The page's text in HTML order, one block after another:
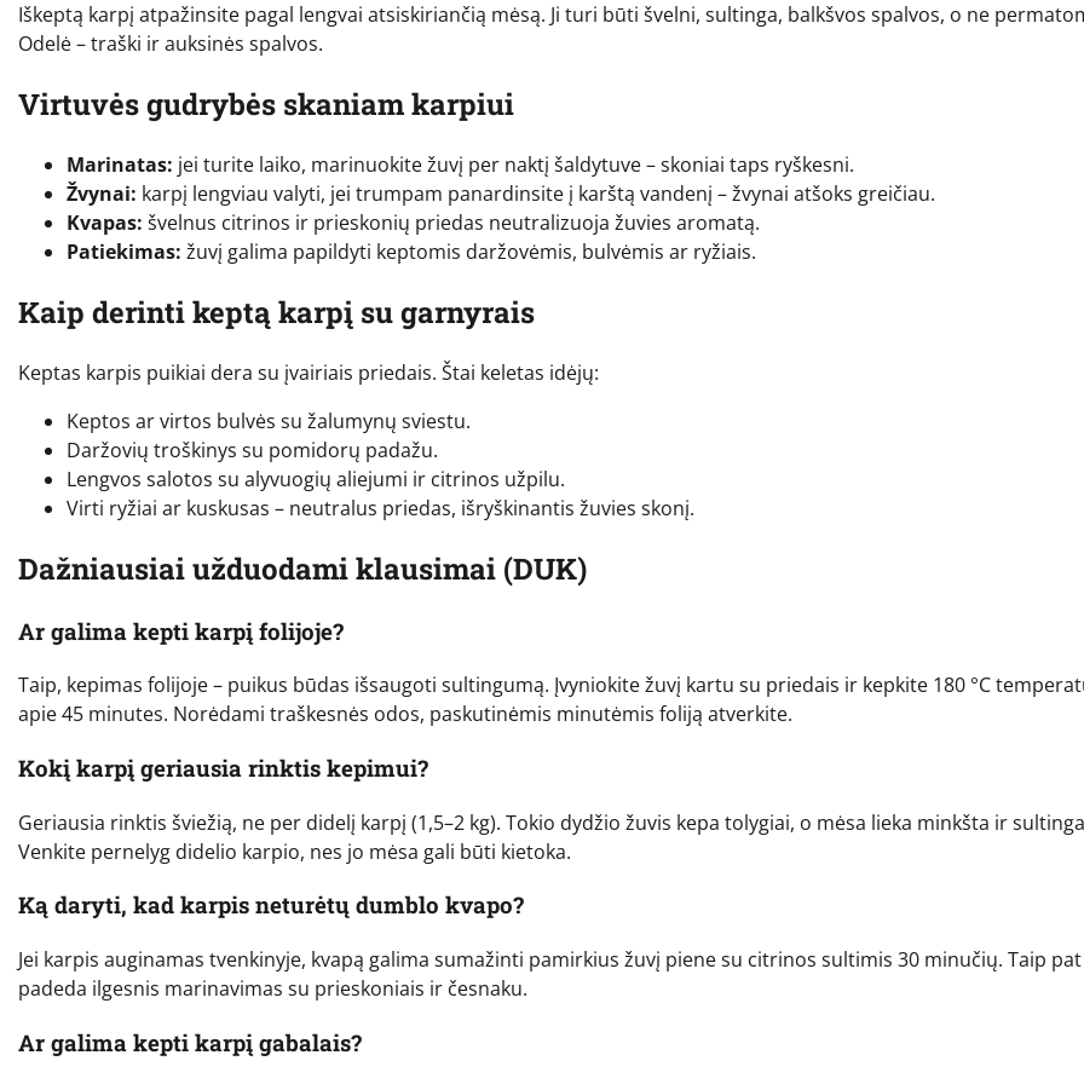
Iškeptą karpį atpažinsite pagal lengvai atsiskiriančią mėsą. Ji turi būti švelni, sultinga, balkšvos spalvos, o ne
Odelė – traški ir auksinės spalvos.
Virtuvės gudrybės skaniam karpiui
Marinatas: jei turite laiko, marinuokite žuvį per naktį šaldytuve – skoniai taps ryškesni.
Žvynai: karpį lengviau valyti, jei trumpam panardinsite į karštą vandenį – žvynai atšoks greičiau.
Kvapas: švelnus citrinos ir prieskonių priedas neutralizuoja žuvies aromatą.
Patiekimas: žuvį galima papildyti keptomis daržovėmis, bulvėmis ar ryžiais.
Kaip derinti keptą karpį su garnyrais
Keptas karpis puikiai dera su įvairiais priedais. Štai keletas idėjų:
Keptos ar virtos bulvės su žalumynų sviestu.
Daržovių troškinys su pomidorų padažu.
Lengvos salotos su alyvuogių aliejumi ir citrinos užpilu.
Virti ryžiai ar kuskusas – neutralus priedas, išryškinantis žuvies skonį.
Dažniausiai užduodami klausimai (DUK)
Ar galima kepti karpį folijoje?
Taip, kepimas folijoje – puikus būdas išsaugoti sultingumą. Įvyniokite žuvį kartu su priedais ir kepkite 180 °C
apie 45 minutes. Norėdami traškesnės odos, paskutinėmis minutėmis foliją atverkite.
Kokį karpį geriausia rinktis kepimui?
Geriausia rinktis šviežią, ne per didelį karpį (1,5–2 kg). Tokio dydžio žuvis kepa tolygiai, o mėsa lieka minkšta ir
Venkite pernelyg didelio karpio, nes jo mėsa gali būti kietoka.
Ką daryti, kad karpis neturėtų dumblo kvapo?
Jei karpis auginamas tvenkinyje, kvapą galima sumažinti pamirkius žuvį piene su citrinos sultimis 30 minučių. Taip pat
padeda ilgesnis marinavimas su prieskoniais ir česnaku.
Ar galima kepti karpį gabalais?